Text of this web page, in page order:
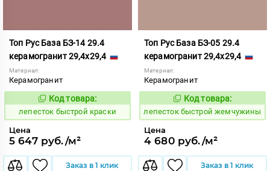
Топ Рус База БЗ-14 29.4
керамогранит 29,4x29,4
Материал:
Керамогранит
860414
Код товара:
лепесток быстрой краски
Цена
5 647 руб./м²
Заказ в 1 клик
Топ Рус База БЗ-05 29.4
керамогранит 29,4x29,4
Материал:
Керамогранит
860401
Код товара:
лепесток быстрой жемчужины
Цена
4 680 руб./м²
Заказ в 1 клик